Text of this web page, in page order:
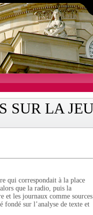
LA
qui correspondait à la place
que la radio, puis la
et les journaux comme sources
fondé sur l’analyse de texte et